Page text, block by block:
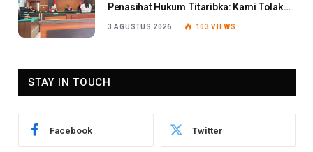
Penasihat Hukum Titaribka: Kami Tolak
Tanggapan Jaksa
3 AGUSTUS 2026 103VIEWS
STAY IN TOUCH
Facebook Twitter